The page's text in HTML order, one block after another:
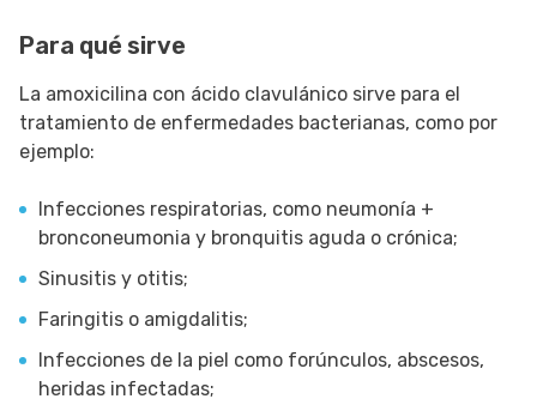
Para qué sirve
La amoxicilina con ácido clavulánico sirve para el
tratamiento de enfermedades bacterianas, como por
ejemplo:
Infecciones respiratorias, como neumonía +
bronconeumonia y bronquitis aguda o crónica;
Sinusitis y otitis;
Faringitis o amigdalitis;
Infecciones de la piel como forúnculos, abscesos,
heridas infectadas;